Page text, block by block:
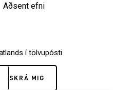
Aðsent efni
í tölvupósti.
SKRÁ MIG